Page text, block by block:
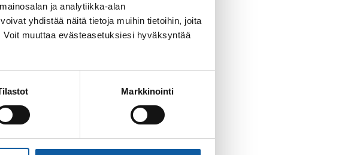
ja analytiikka-alan
yhdistää näitä tietoja muihin tietoihin, joita
muuttaa evästeasetuksiesi hyväksyntää
Markkinointi